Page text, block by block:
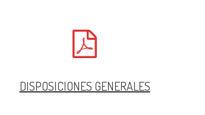
DISPOSICIONES GENERALES